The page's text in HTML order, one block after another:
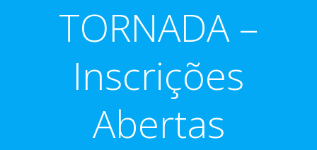
TORNADA –
Inscrições
Abertas